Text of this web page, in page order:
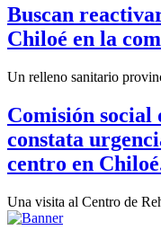
Buscan
Chiloé en la
Un relleno sanitario
Comisión social
constata
centro en
Una visita al Centro de